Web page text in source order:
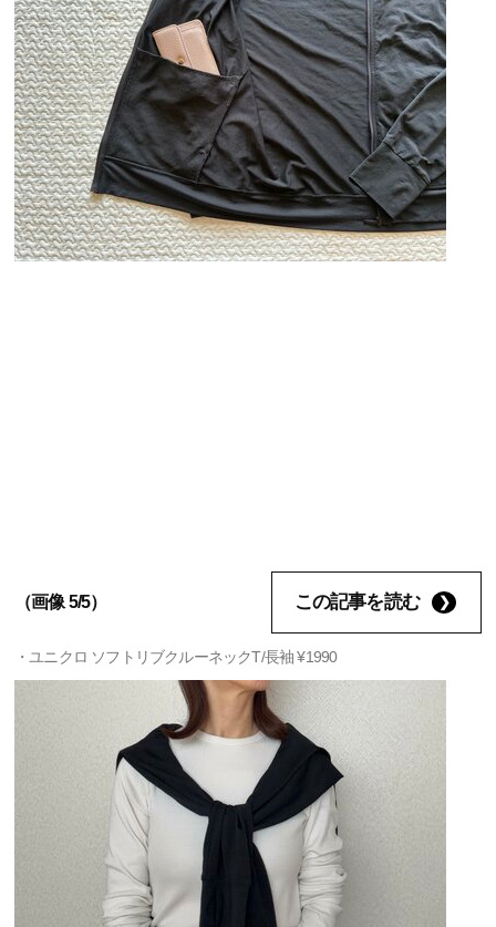
（画像 5/5） この記事を読む
・ユニクロ ソフトリブクルーネックT/長袖 ¥1990